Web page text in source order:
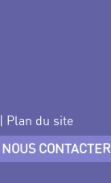
| Plan du site
NOUS CONTACTER